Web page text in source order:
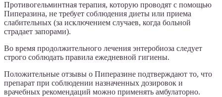
Противогельминтная терапия, которую проводят с помощью
Пиперазина, не требует соблюдения диеты или приема
слабительных (за исключением случаев, когда больной
страдает запорами).
Во время продолжительного лечения энтеробиоза следует
строго соблюдать правила ежедневной гигиены.
Положительные отзывы о Пиперазине подтверждают то, что
препарат при соблюдении назначенных дозировок и
врачебных рекомендаций можно применять амбулаторно.